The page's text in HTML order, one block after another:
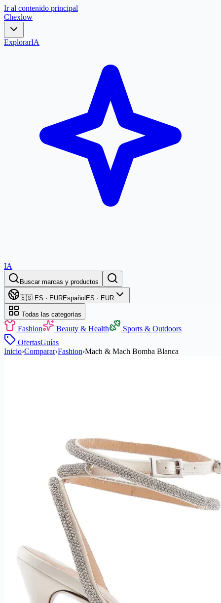
Ir al contenido principal
Chexlow
ExplorarIA
IA
Buscar marcas y productos
🇪🇸 ES · EUREspañol ES · EUR
Todas las categorías
Fashion Beauty & Health
Sports & Outdoors
OfertasGuías
Inicio›Comparar›Fashion›Mach & Mach Bomba Blanca